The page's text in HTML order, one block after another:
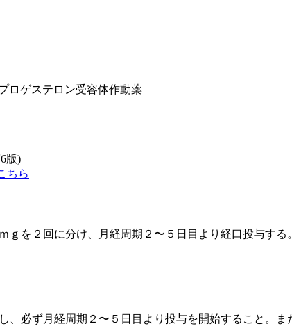
ロゲステロン受容体作動薬
版)
ちら
を２回に分け、月経周期２〜５日目より経口投与する。
、必ず月経周期２〜５日目より投与を開始すること。